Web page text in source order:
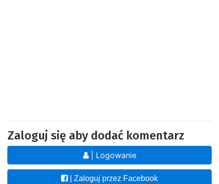
Zaloguj się aby dodać komentarz
| Logowanie
| Zaloguj przez Facebook